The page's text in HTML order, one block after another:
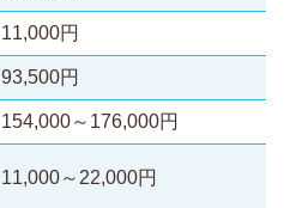
11,000円
93,500円
154,000～176,000円
11,000～22,000円